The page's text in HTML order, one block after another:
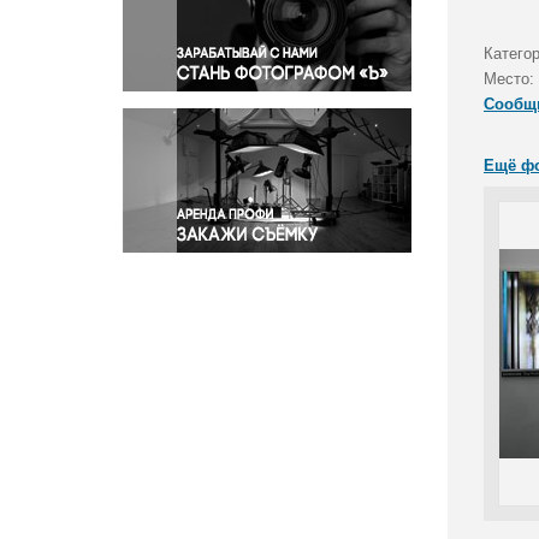
Правосудие
Происшествия и конфликты
Религия
Светская жизнь
Спорт
Экология
Экономика и бизнес
Место:
Ещё